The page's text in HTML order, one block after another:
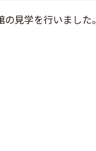
見学を行いました。